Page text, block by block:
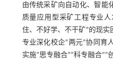
由传统采矿向自动化、智能
质量应用型采矿工程专业
住、不好学、不干矿”的现
专业深化校企“两元”协同育
实施“思专融合”“科专融合”“